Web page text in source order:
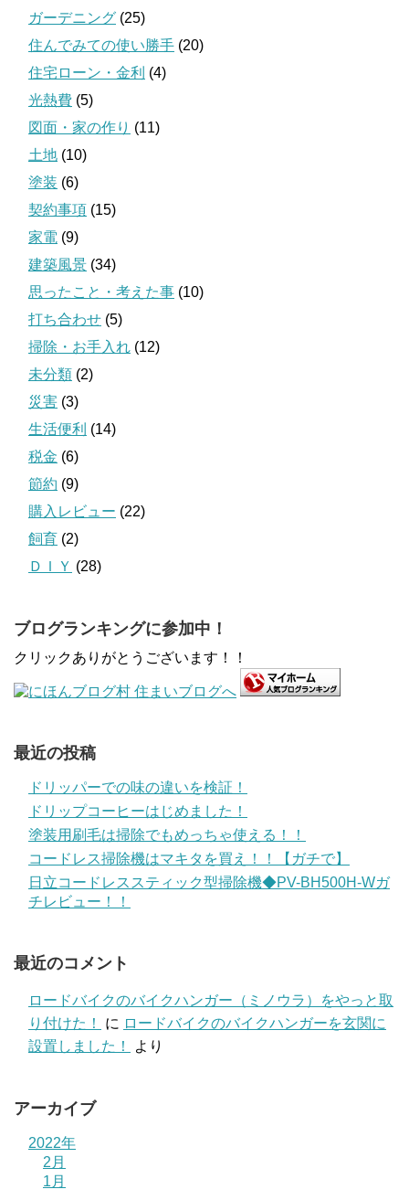
ガーデニング (25)
住んでみての使い勝手 (20)
住宅ローン・金利 (4)
光熱費 (5)
図面・家の作り (11)
土地 (10)
塗装 (6)
契約事項 (15)
家電 (9)
建築風景 (34)
思ったこと・考えた事 (10)
打ち合わせ (5)
掃除・お手入れ (12)
未分類 (2)
災害 (3)
生活便利 (14)
税金 (6)
節約 (9)
購入レビュー (22)
飼育 (2)
ＤＩＹ (28)
ブログランキングに参加中！
クリックありがとうございます！！
最近の投稿
ドリッパーでの味の違いを検証！
ドリップコーヒーはじめました！
塗装用刷毛は掃除でもめっちゃ使える！！
コードレス掃除機はマキタを買え！！【ガチで】
日立コードレススティック型掃除機◆PV-BH500H-Wガ
チレビュー！！
最近のコメント
ロードバイクのバイクハンガー（ミノウラ）をやっと取
り付けた！
に ロードバイクのバイクハンガーを玄関に
設置しました！
より
アーカイブ
2022年
2月
1月